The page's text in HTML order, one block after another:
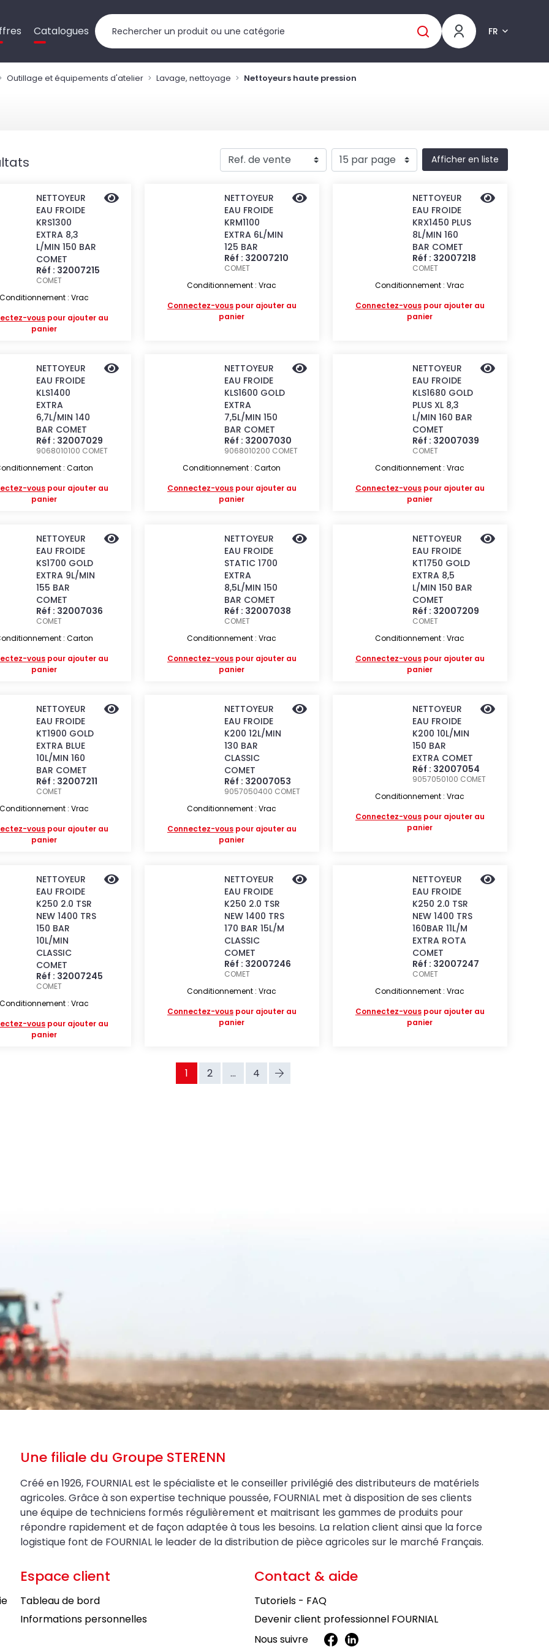
Catalogues FR
Outillage et équipements d'atelier Lavage, nettoyage Nettoyeurs haute pression
Afficher en liste
NETTOYEUR
EAU FROIDE
KRS1300
EXTRA 8,3
L/MIN 150 BAR
COMET
Réf : 32007215
COMET
Conditionnement : Vrac
vous pour ajouter au
panier
NETTOYEUR
EAU FROIDE
KRM1100
EXTRA 6L/MIN
125 BAR
Réf : 32007210
COMET
Conditionnement : Vrac
Connectez-vouspour ajouter au
panier
NETTOYEUR
EAU FROIDE
KRX1450 PLUS
8L/MIN 160
BAR COMET
Réf : 32007218
COMET
Conditionnement : Vrac
Connectez-vouspour ajouter au
panier
NETTOYEUR
EAU FROIDE
KLS1400
EXTRA
6,7L/MIN 140
BAR COMET
Réf : 32007029
9068010100 COMET
: Carton
vous pour ajouter au
panier
NETTOYEUR
EAU FROIDE
KLS1600 GOLD
EXTRA
7,5L/MIN 150
BAR COMET
Réf : 32007030
9068010200 COMET
Conditionnement : Carton
Connectez-vouspour ajouter au
panier
NETTOYEUR
EAU FROIDE
KLS1680 GOLD
PLUS XL 8,3
L/MIN 160 BAR
COMET
Réf : 32007039
COMET
Conditionnement : Vrac
Connectez-vouspour ajouter au
panier
NETTOYEUR
EAU FROIDE
KS1700 GOLD
EXTRA 9L/MIN
155 BAR
COMET
Réf : 32007036
COMET
: Carton
vous pour ajouter au
panier
NETTOYEUR
EAU FROIDE
STATIC 1700
EXTRA
8,5L/MIN 150
BAR COMET
Réf : 32007038
COMET
Conditionnement : Vrac
Connectez-vouspour ajouter au
panier
NETTOYEUR
EAU FROIDE
KT1750 GOLD
EXTRA 8,5
L/MIN 150 BAR
COMET
Réf : 32007209
COMET
Conditionnement : Vrac
Connectez-vouspour ajouter au
panier
NETTOYEUR
EAU FROIDE
KT1900 GOLD
EXTRA BLUE
10L/MIN 160
BAR COMET
Réf : 32007211
COMET
Conditionnement : Vrac
vous pour ajouter au
panier
NETTOYEUR
EAU FROIDE
K200 12L/MIN
130 BAR
CLASSIC
COMET
Réf : 32007053
9057050400 COMET
Conditionnement : Vrac
Connectez-vouspour ajouter au
panier
NETTOYEUR
EAU FROIDE
K200 10L/MIN
150 BAR
EXTRA COMET
Réf : 32007054
9057050100 COMET
Conditionnement : Vrac
Connectez-vouspour ajouter au
panier
NETTOYEUR
EAU FROIDE
K250 2.0 TSR
NEW 1400 TRS
150 BAR
10L/MIN
CLASSIC
COMET
Réf : 32007245
COMET
Conditionnement : Vrac
vous pour ajouter au
panier
NETTOYEUR
EAU FROIDE
K250 2.0 TSR
NEW 1400 TRS
170 BAR 15L/M
CLASSIC
COMET
Réf : 32007246
COMET
Conditionnement : Vrac
Connectez-vouspour ajouter au
panier
NETTOYEUR
EAU FROIDE
K250 2.0 TSR
NEW 1400 TRS
160BAR 11L/M
EXTRA ROTA
COMET
Réf : 32007247
COMET
Conditionnement : Vrac
Connectez-vouspour ajouter au
panier
1 2 ... 4
Une filiale du Groupe STERENN
Créé en 1926, FOURNIAL est le spécialiste et le conseiller privilégié des distributeurs de matériels
agricoles. Grâce à son expertise technique poussée, FOURNIAL met à disposition de ses clients
une équipe de techniciens formés régulièrement et maitrisant les gammes de produits pour
répondre rapidement et de façon adaptée à tous les besoins. La relation client ainsi que la force
logistique font de FOURNIAL le leader de la distribution de pièce agricoles sur le marché Français.
Espace client
Tableau de bord
Informations personnelles
Contact & aide
Tutoriels - FAQ
Devenir client professionnel FOURNIAL
Nous suivre